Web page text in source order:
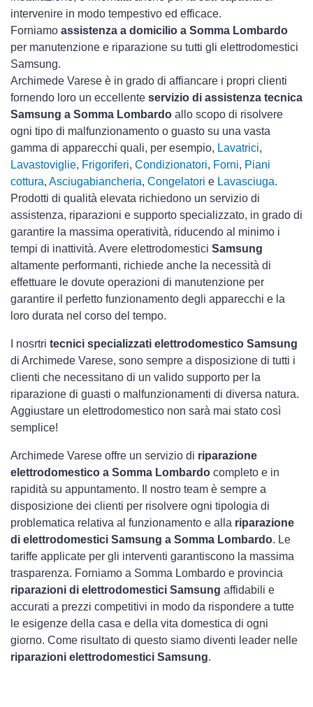
intervenire in modo tempestivo ed efficace.
Forniamo assistenza a domicilio a Somma Lombardo
per manutenzione e riparazione su tutti gli elettrodomestici
Samsung.
Archimede Varese è in grado di affiancare i propri clienti
fornendo loro un eccellente servizio di assistenza tecnica
Samsung a Somma Lombardo allo scopo di risolvere
ogni tipo di malfunzionamento o guasto su una vasta
gamma di apparecchi quali, per esempio, Lavatrici,
Lavastoviglie, Frigoriferi, Condizionatori, Forni, Piani
cottura, Asciugabiancheria, Congelatori e Lavasciuga.
Prodotti di qualità elevata richiedono un servizio di
assistenza, riparazioni e supporto specializzato, in grado di
garantire la massima operatività, riducendo al minimo i
tempi di inattività. Avere elettrodomestici Samsung
altamente performanti, richiede anche la necessità di
effettuare le dovute operazioni di manutenzione per
garantire il perfetto funzionamento degli apparecchi e la
loro durata nel corso del tempo.
I nosrtri tecnici specializzati elettrodomestico Samsung
di Archimede Varese, sono sempre a disposizione di tutti i
clienti che necessitano di un valido supporto per la
riparazione di guasti o malfunzionamenti di diversa natura.
Aggiustare un elettrodomestico non sarà mai stato così
semplice!
Archimede Varese offre un servizio di riparazione
elettrodomestico a Somma Lombardo completo e in
rapidità su appuntamento. Il nostro team è sempre a
disposizione dei clienti per risolvere ogni tipologia di
problematica relativa al funzionamento e alla riparazione
di elettrodomestici Samsung a Somma Lombardo. Le
tariffe applicate per gli interventi garantiscono la massima
trasparenza. Forniamo a Somma Lombardo e provincia
riparazioni di elettrodomestici Samsung affidabili e
accurati a prezzi competitivi in modo da rispondere a tutte
le esigenze della casa e della vita domestica di ogni
giorno. Come risultato di questo siamo diventi leader nelle
riparazioni elettrodomestici Samsung.